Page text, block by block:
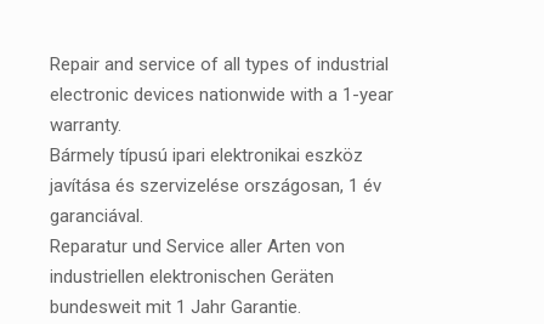
Repair and service of all types of industrial
electronic devices nationwide with a 1-year
warranty.
Bármely típusú ipari elektronikai eszköz
javítása és szervizelése országosan, 1 év
garanciával.
Reparatur und Service aller Arten von
industriellen elektronischen Geräten
bundesweit mit 1 Jahr Garantie.